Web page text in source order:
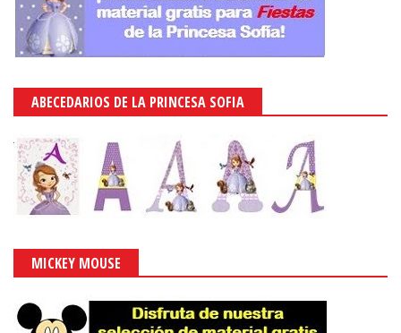
ABECEDARIOS DE LA PRINCESA SOFIA
MICKEY MOUSE